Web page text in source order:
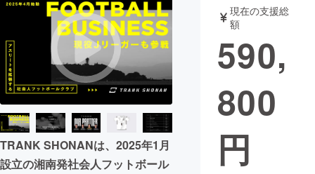
アート・写真 音楽
テクノロジー・ガジェット ゲーム・サ
映像・映画
ビジネス・起業
まちづくり・地域活性化
TRANK SHONANは、2025年1月
設立の湘南発社会人フットボール
現在の支援総
額
590,
800
円